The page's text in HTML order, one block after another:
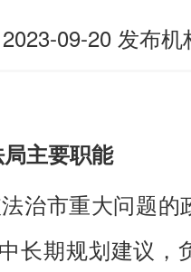
09-20 发布机
主要职能
治市重大问题的
长期规划建议，